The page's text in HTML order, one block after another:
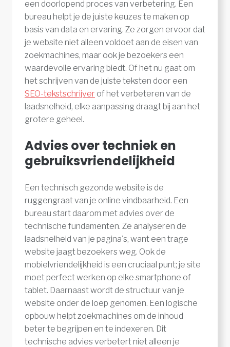
een doorlopend proces van verbetering. Een
bureau helpt je de juiste keuzes te maken op
basis van data en ervaring. Ze zorgen ervoor dat
je website niet alleen voldoet aan de eisen van
zoekmachines, maar ook je bezoekers een
waardevolle ervaring biedt. Of het nu gaat om
het schrijven van de juiste teksten door een
SEO-tekstschrijver of het verbeteren van de
laadsnelheid, elke aanpassing draagt bij aan het
grotere geheel.
Advies over techniek en
gebruiksvriendelijkheid
Een technisch gezonde website is de
ruggengraat van je online vindbaarheid. Een
bureau start daarom met advies over de
technische fundamenten. Ze analyseren de
laadsnelheid van je pagina's, want een trage
website jaagt bezoekers weg. Ook de
mobielvriendelijkheid is een cruciaal punt; je site
moet perfect werken op elke smartphone of
tablet. Daarnaast wordt de structuur van je
website onder de loep genomen. Een logische
opbouw helpt zoekmachines om de inhoud
beter te begrijpen en te indexeren. Dit
technische advies verbetert niet alleen je